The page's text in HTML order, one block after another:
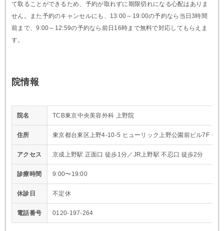
て取ることができるため、予約が取れずに期限切れになる心配はありま
せん。また予約のキャンセルにも、13:00～19:00の予約なら当日3時間
前まで、9:00～12:59の予約なら前日16時まで無料で対応してもらえま
す。
院情報
院名 TCB東京中央美容外科 上野院
住所 東京都台東区上野4-10-5 ヒューリック上野公園前ビル7F・8F
アクセス 京成上野駅 正面口 徒歩1分／JR上野駅 不忍口 徒歩2分
診療時間 9:00〜19:00
休診日 不定休
電話番号 0120-197-264